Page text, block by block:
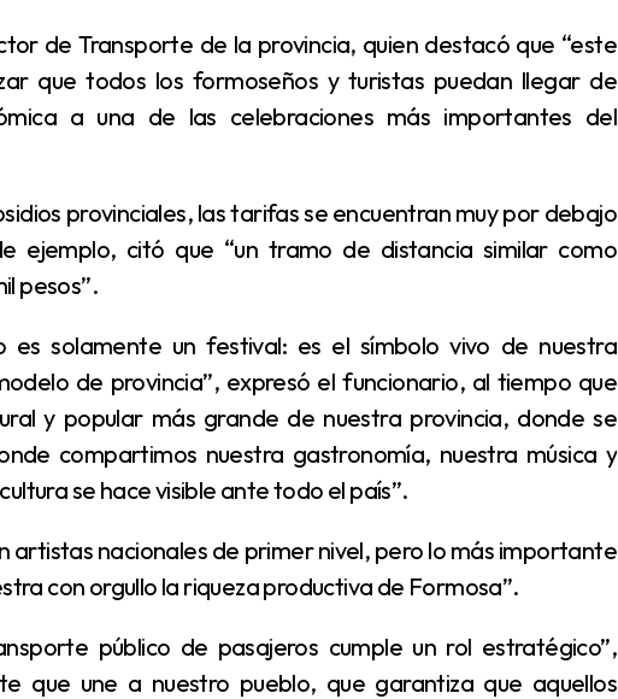
que todos los formoseños y turistas puedan llegar de
a una de las celebraciones más importantes del
ejemplo, citó que “un tramo de distancia similar como
pesos”.
de provincia”, expresó el funcionario, al tiempo que
y popular más grande de nuestra provincia, donde se
compartimos nuestra gastronomía, nuestra música y
se hace visible ante todo el país”.
con orgullo la riqueza productiva de Formosa”.
que une a nuestro pueblo, que garantiza que aquellos